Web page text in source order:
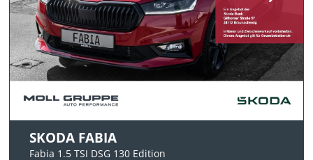
SKODA FABIA
Fabia 1.5 TSI DSG 130 Edition